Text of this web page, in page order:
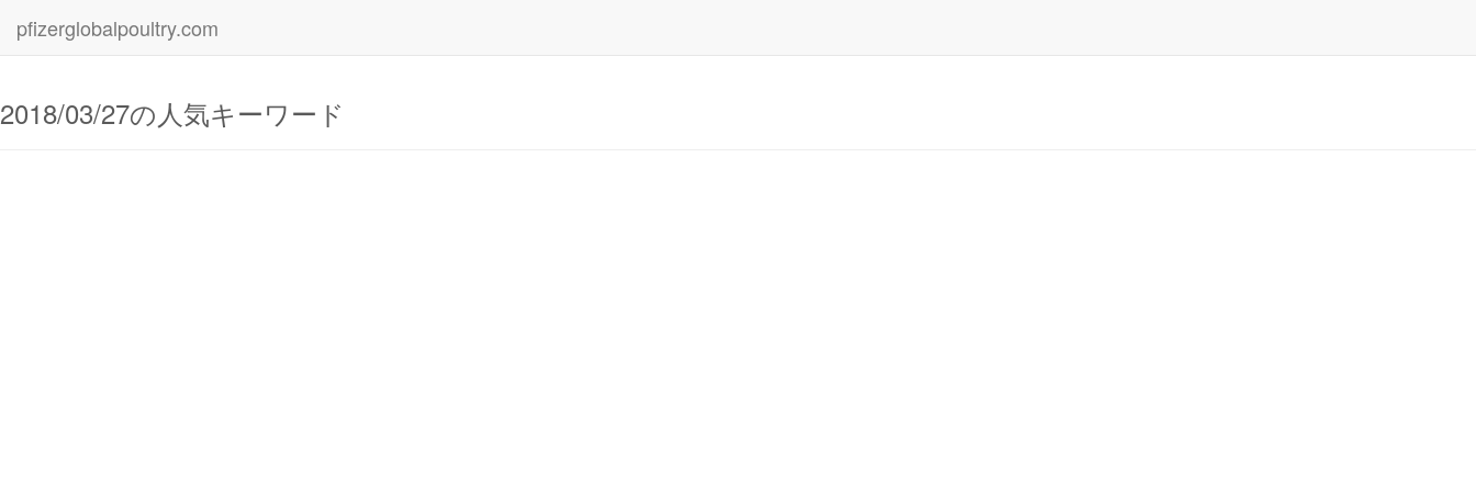
pfizerglobalpoultry.com
2018/03/27の人気キーワード